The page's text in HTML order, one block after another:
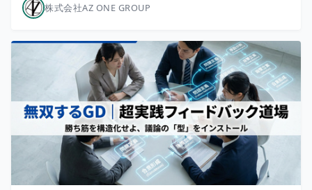
株式会社AZ ONE GROUP